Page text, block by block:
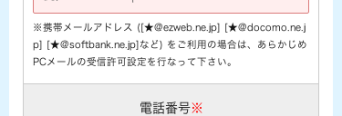
※携帯メールアドレス ([★@ezweb.ne.jp] [★@docomo.ne.j
p] [★@softbank.ne.jp]など) をご利用の場合は、あらかじめ
PCメールの受信許可設定を行なって下さい。
電話番号※